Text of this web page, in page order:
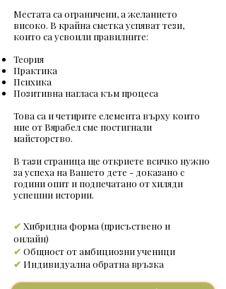
Местата са ограничени, а желанието
високо. В крайна сметка успяват тези,
които са усвоили правилните:
Теория
Практика
Психика
Позитивна нагласа към процеса
Това са и четирите елемента върху които
ние от Вярабел сме постигнали
майсторство.
В тази страница ще откриете всичко нужно
за успеха на Вашето дете - доказано с
години опит и подпечатано от хиляди
успешни истории.
✔ Хибридна форма (присъствено и
онлайн)
✔ Общност от амбициозни ученици
✔ Индивидуална обратна връзка